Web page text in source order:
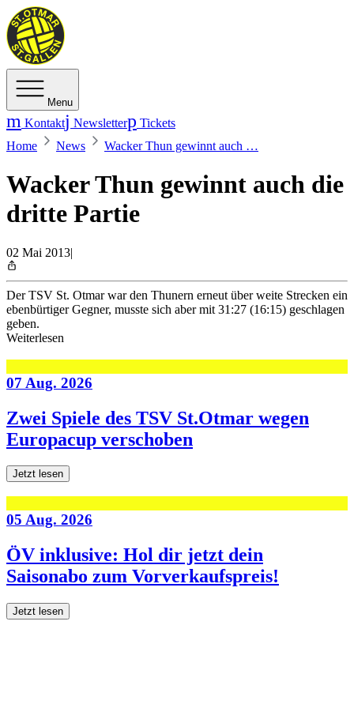
Menu
Kontakt Newsletter
Tickets
Home
News Wacker Thun gewinnt auch …
Wacker Thun gewinnt auch die
dritte Partie
02 Mai 2013|
Der TSV St. Otmar war den Thunern erneut über weite Strecken ein
ebenbürtiger Gegner, musste sich aber mit 31:27 (16:15) geschlagen
geben.
Weiterlesen
07 Aug. 2026
Zwei Spiele des TSV St.Otmar wegen
Europacup verschoben
Jetzt lesen
05 Aug. 2026
ÖV inklusive: Hol dir jetzt dein
Saisonabo zum Vorverkaufspreis!
Jetzt lesen